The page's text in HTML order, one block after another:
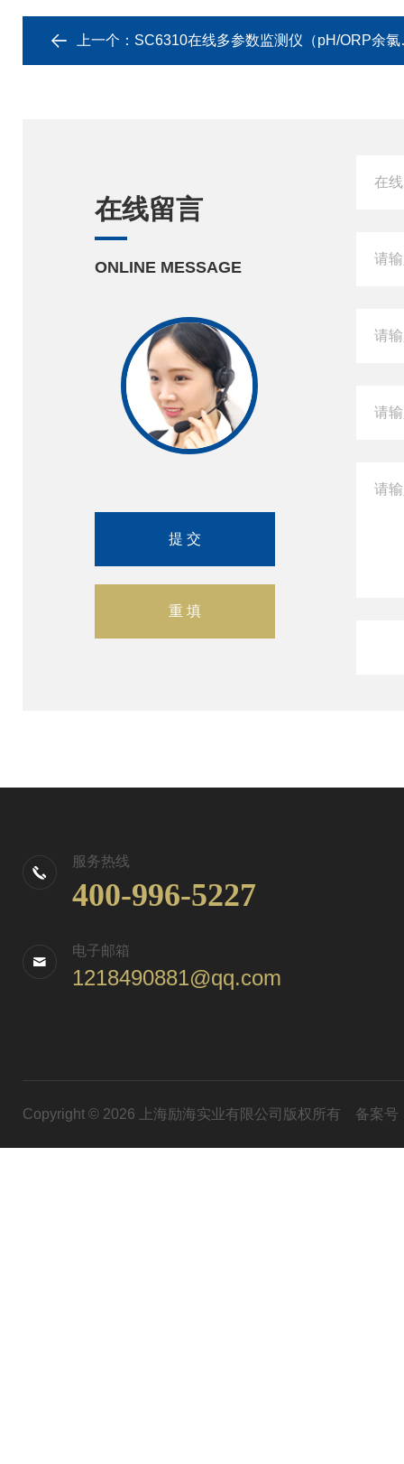
上一个： SC6310在线多参数监测仪（pH/ORP余氯浊度温度）
在线留言
ONLINE MESSAGE
服务热线
400-996-5227
电子邮箱
1218490881@qq.com
Copyright © 2026 上海励海实业有限公司版权所有 备案号